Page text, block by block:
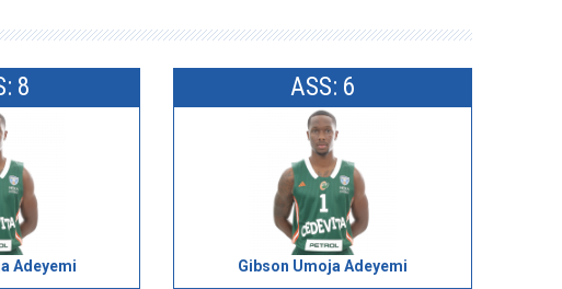
8
Adeyemi
ASS: 6
Gibson Umoja Adeyemi